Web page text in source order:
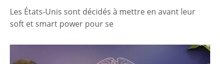
Les États-Unis sont décidés à mettre en avant leur
soft et smart power pour se